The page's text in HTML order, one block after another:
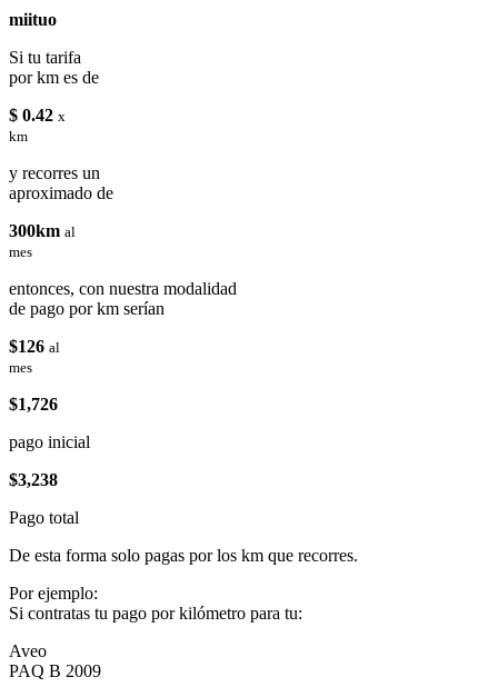
miituo
Si tu tarifa
por km es de
$ 0.42 x
km
y recorres un
aproximado de
300km al
mes
entonces, con nuestra modalidad
de pago por km serían
$126 al
mes
$1,726
pago inicial
$3,238
Pago total
De esta forma solo pagas por los km que recorres.
Por ejemplo:
Si contratas tu pago por kilómetro para tu:
Aveo
PAQ B 2009